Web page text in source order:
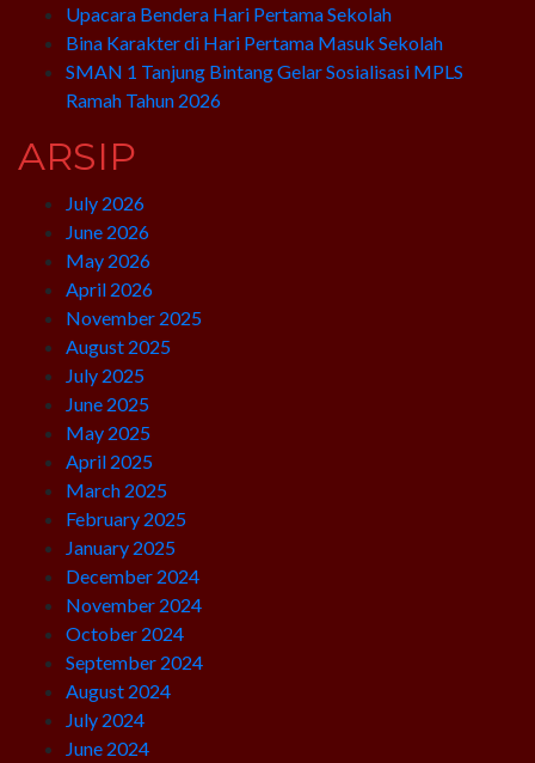
Upacara Bendera Hari Pertama Sekolah
Bina Karakter di Hari Pertama Masuk Sekolah
SMAN 1 Tanjung Bintang Gelar Sosialisasi MPLS
Ramah Tahun 2026
ARSIP
July 2026
June 2026
May 2026
April 2026
November 2025
August 2025
July 2025
June 2025
May 2025
April 2025
March 2025
February 2025
January 2025
December 2024
November 2024
October 2024
September 2024
August 2024
July 2024
June 2024